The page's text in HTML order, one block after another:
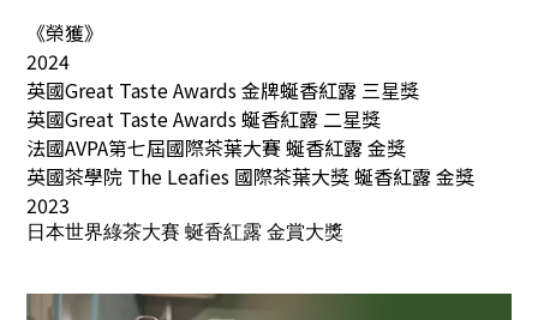
《榮獲》
2024
英國Great Taste Awards 金牌蜒香紅露 三星獎
英國Great Taste Awards 蜒香紅露 二星獎
法國AVPA第七屆國際茶葉大賽 蜒香紅露 金獎
英國茶學院 The Leafies 國際茶葉大獎 蜒香紅露 金獎
2023
日本世界綠茶大賽 蜒香紅露 金賞大獎